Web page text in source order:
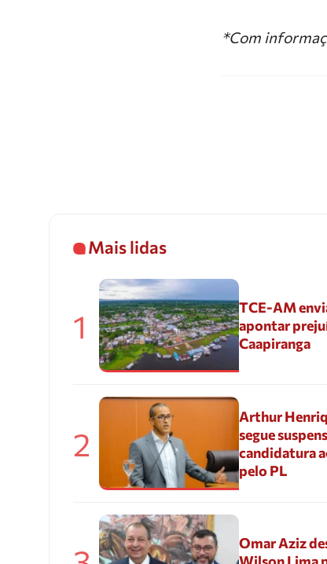
*Com
Mais lidas
1
TCE-AM
apontar
Caapiranga
2
Arthur
segue
candidatura
pelo PL
Omar Aziz